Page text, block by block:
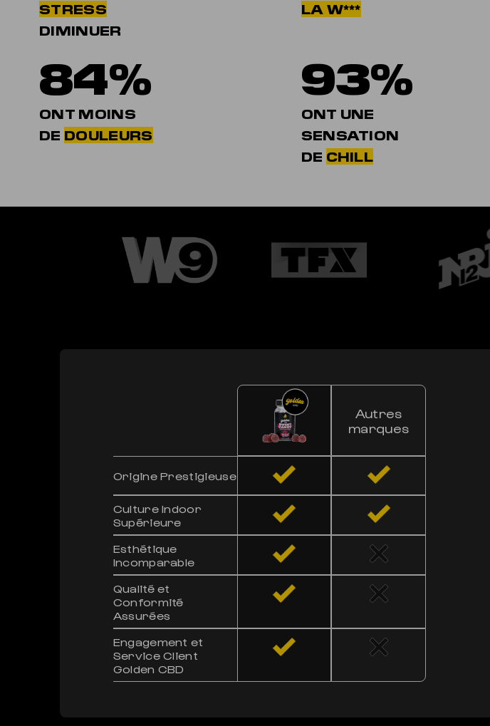
STRESS
DIMINUER
LA W***
84%
ONT MOINS
DE DOULEURS
93%
ONT UNE
SENSATION
DE CHILL
Autres
marques
Origine Prestigieuse
Culture Indoor
Supérieure
Esthétique
Incomparable
Qualité et
Conformité
Assurées
Engagement et
Service Client
Golden CBD